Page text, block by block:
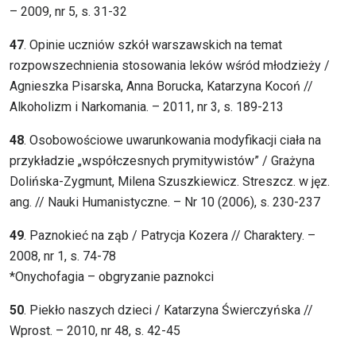
– 2009, nr 5, s. 31-32
47. Opinie uczniów szkół warszawskich na temat
rozpowszechnienia stosowania leków wśród młodzieży /
Agnieszka Pisarska, Anna Borucka, Katarzyna Kocoń //
Alkoholizm i Narkomania. – 2011, nr 3, s. 189-213
48. Osobowościowe uwarunkowania modyfikacji ciała na
przykładzie „współczesnych prymitywistów” / Grażyna
Dolińska-Zygmunt, Milena Szuszkiewicz. Streszcz. w jęz.
ang. // Nauki Humanistyczne. – Nr 10 (2006), s. 230-237
49. Paznokieć na ząb / Patrycja Kozera // Charaktery. –
2008, nr 1, s. 74-78
*Onychofagia – obgryzanie paznokci
50. Piekło naszych dzieci / Katarzyna Świerczyńska //
Wprost. – 2010, nr 48, s. 42-45